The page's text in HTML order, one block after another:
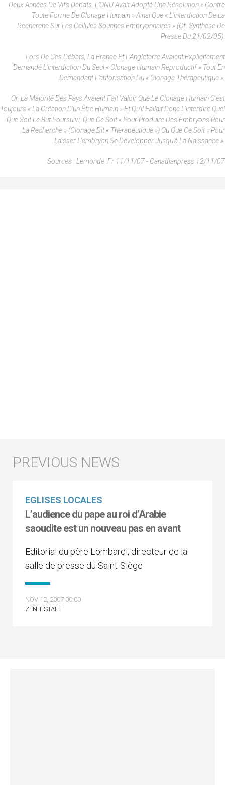
Deux Années De Vifs Débats, L’ONU Avait Adopté Une Résolution « Contre
Toute Forme De Clonage Humain » Ainsi Que « L'interdiction De La
Recherche Sur Les Cellules Souches Embryonnaires » (cf. Synthèse De
Presse Du 21/02/05).
Lors De Ces Débats, La France Et L'Angleterre Avaient Explicitement
Demandé L’interdiction Du Seul « Clonage Humain Reproductif » Tout En
Demandant L’autorisation Du « Clonage Thérapeutique ».
Or, La Majorité Des Pays Avaient Fait Valoir Que Le Clonage Humain C’est
Toujours « La Création D'un Être Humain » Et Qu'il Fallait Donc L'interdire Quel
Que Soit Le But Poursuivi, Que Ce Soit « Pour Produire Des Embryons Pour
La Recherche » (clonage Dit « Thérapeutique ») Ou Que Ce Soit « Pour
Laisser L'embryon Se Développer Jusqu'à La Naissance ».
Sources : Lemonde .fr 11/11/07 - Canadianpress 12/11/07
EGLISES LOCALES
L’audience du pape au roi d’Arabie
saoudite est un nouveau pas en avant
Editorial du père Lombardi, directeur de la
salle de presse du Saint-Siège
NOV 12, 2007 00:00
ZENIT STAFF